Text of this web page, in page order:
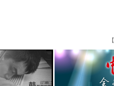
【